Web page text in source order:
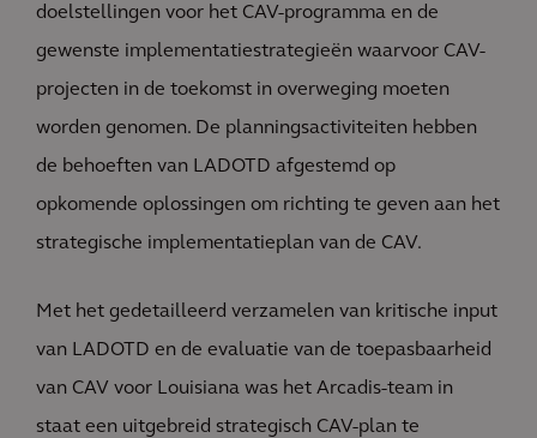
doelstellingen voor het CAV-programma en de
gewenste implementatiestrategieën waarvoor CAV-
projecten in de toekomst in overweging moeten
worden genomen. De planningsactiviteiten hebben
de behoeften van LADOTD afgestemd op
opkomende oplossingen om richting te geven aan het
strategische implementatieplan van de CAV.
Met het gedetailleerd verzamelen van kritische input
van LADOTD en de evaluatie van de toepasbaarheid
van CAV voor Louisiana was het Arcadis-team in
staat een uitgebreid strategisch CAV-plan te